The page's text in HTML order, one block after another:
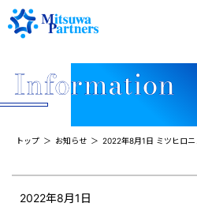
トップ お知らせ 2022年8月1日 ミツヒロ
2022年8月1日